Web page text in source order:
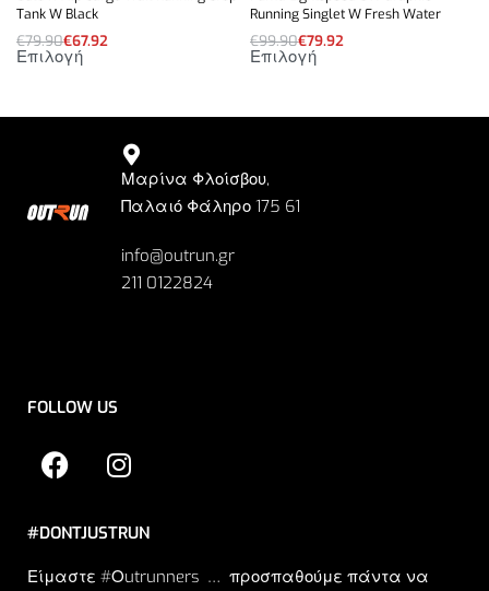
Tank W Black
€79.90€67.92
Επιλογή
Running Singlet W Fresh Water
€99.90€79.92
Επιλογή
Μαρίνα Φλοίσβου,
Παλαιό Φάληρο 175 61
info@outrun.gr
211 0122824
FOLLOW US
#DONTJUSTRUN
Είμαστε #Οutrunners … προσπαθούμε πάντα να